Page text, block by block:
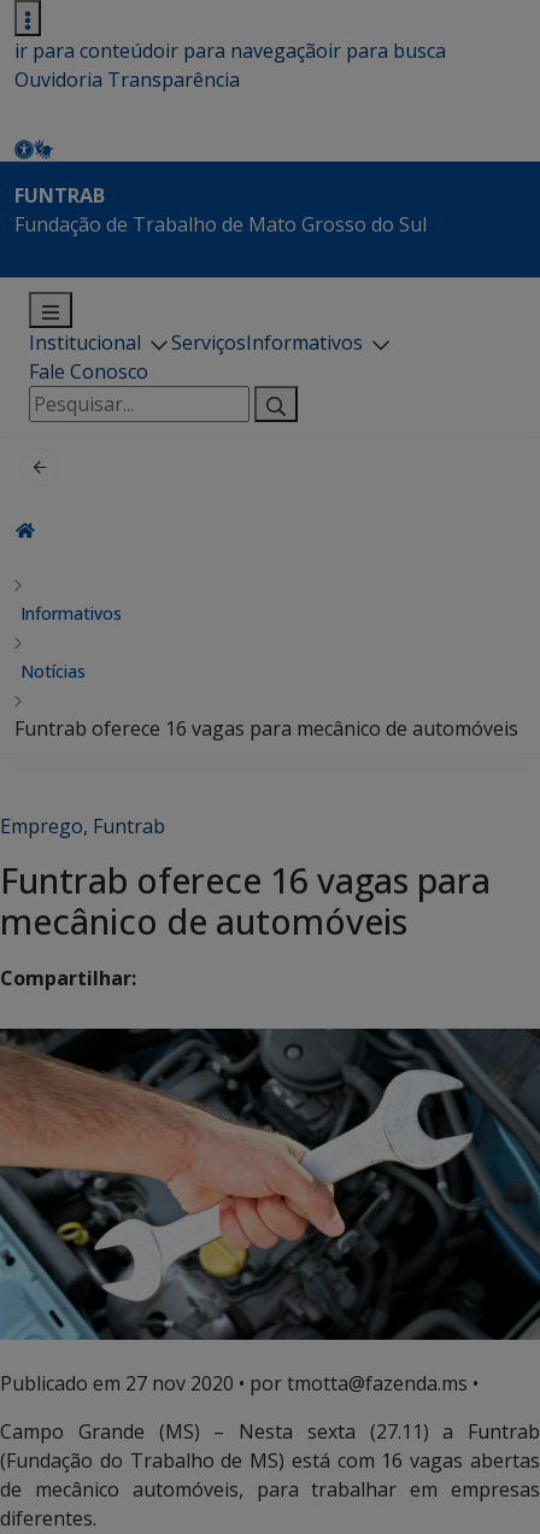
ir para conteúdoir para navegaçãoir para busca
Ouvidoria Transparência
FUNTRAB
Fundação de Trabalho de Mato Grosso do Sul
Institucional ServiçosInformativos
Fale Conosco
Pesquisar
por:
Informativos
Notícias
Funtrab oferece 16 vagas para mecânico de automóveis
Emprego, Funtrab
Funtrab oferece 16 vagas para
mecânico de automóveis
Compartilhar:
Publicado em 27 nov 2020 • por tmotta@fazenda.ms •
Campo Grande (MS) – Nesta sexta (27.11) a Funtrab
(Fundação do Trabalho de MS) está com 16 vagas abertas
de mecânico automóveis, para trabalhar em empresas
diferentes.